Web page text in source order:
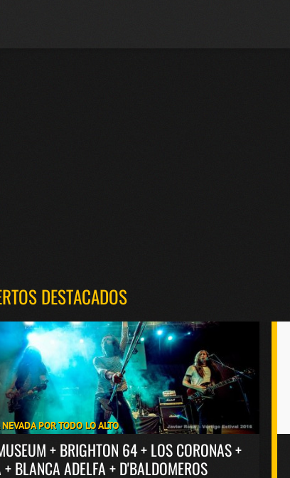
DESTACADOS
NEVADA POR TODO LO ALTO
+ BRIGHTON 64 + LOS CORONAS +
BLANCA ADELFA + D'BALDOMEROS